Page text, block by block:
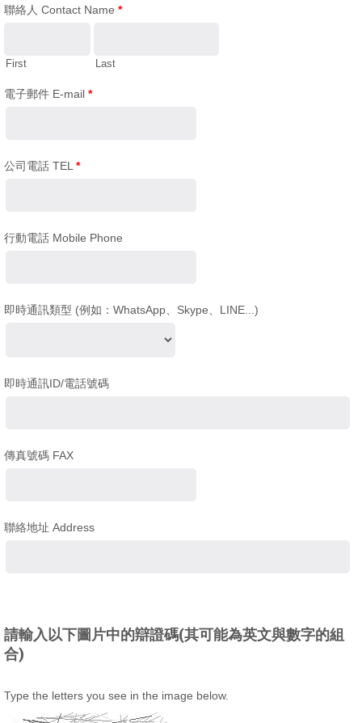
聯絡人 Contact Name *
First Last
電子郵件 E-mail *
公司電話 TEL *
行動電話 Mobile Phone
即時通訊類型 (例如：WhatsApp、Skype、LINE...)
即時通訊ID/電話號碼
傳真號碼 FAX
聯絡地址 Address
請輸入以下圖片中的辯證碼(其可能為英文與數字的組
合)
Type the letters you see in the image below.